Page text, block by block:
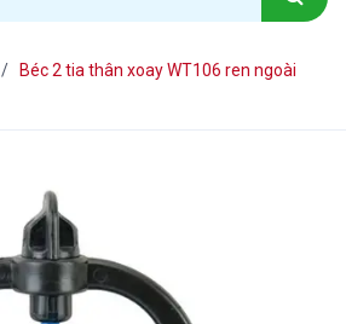
/
Béc 2 tia thân xoay WT106 ren ngoài